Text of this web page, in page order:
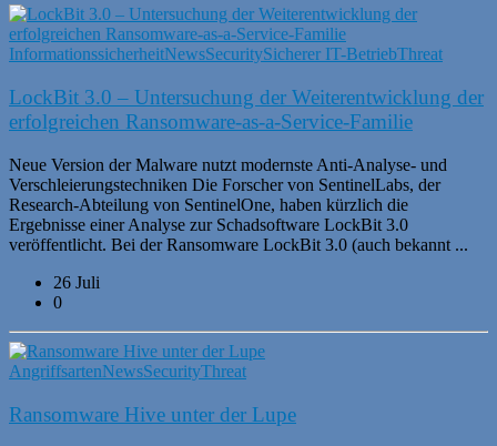
InformationssicherheitNewsSecuritySicherer IT-BetriebThreat
LockBit 3.0 – Untersuchung der Weiterentwicklung der
erfolgreichen Ransomware-as-a-Service-Familie
Neue Version der Malware nutzt modernste Anti-Analyse- und
Verschleierungstechniken Die Forscher von SentinelLabs, der
Research-Abteilung von SentinelOne, haben kürzlich die
Ergebnisse einer Analyse zur Schadsoftware LockBit 3.0
veröffentlicht. Bei der Ransomware LockBit 3.0 (auch bekannt ...
26 Juli
0
AngriffsartenNewsSecurityThreat
Ransomware Hive unter der Lupe